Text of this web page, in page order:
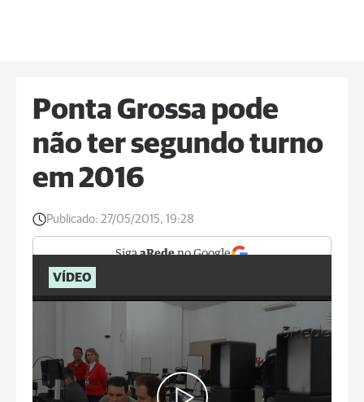
Ponta Grossa pode
não ter segundo turno
em 2016
Publicado: 27/05/2015, 19:28
SigaaRedeno Google
VÍDEO